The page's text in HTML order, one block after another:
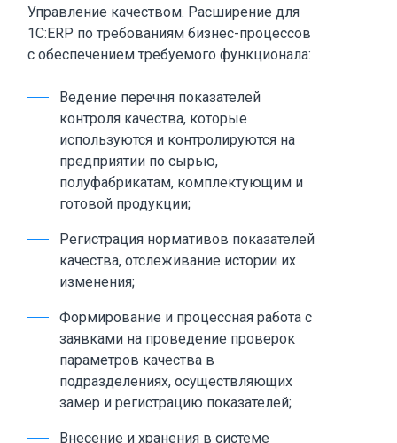
Управление качеством. Расширение для
1С:ERP по требованиям бизнес-процессов
с обеспечением требуемого функционала:
Ведение перечня показателей
контроля качества, которые
используются и контролируются на
предприятии по сырью,
полуфабрикатам, комплектующим и
готовой продукции;
Регистрация нормативов показателей
качества, отслеживание истории их
изменения;
Формирование и процессная работа с
заявками на проведение проверок
параметров качества в
подразделениях, осуществляющих
замер и регистрацию показателей;
Внесение и хранения в системе